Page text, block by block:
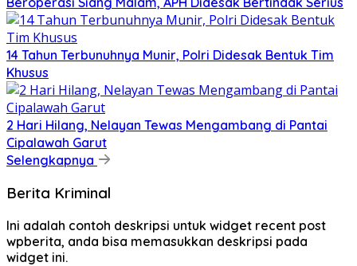
14 Tahun Terbunuhnya Munir, Polri Didesak Bentuk Tim
Khusus
2 Hari Hilang, Nelayan Tewas Mengambang di Pantai
Cipalawah Garut
Selengkapnya
Berita Kriminal
Ini adalah contoh deskripsi untuk widget recent post
wpberita, anda bisa memasukkan deskripsi pada
widget ini.